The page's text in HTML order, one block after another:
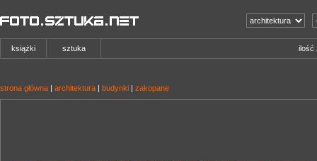
książki sztuka ilość
strona główna | architektura | budynki | zakopane